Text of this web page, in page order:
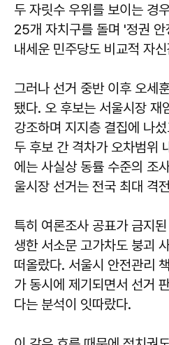
두 자릿수 우위를 보이는 경
25개 자치구를 돌며 '정권
내세운 민주당도 비교적 자
그러나 선거 중반 이후 오세
됐다. 오 후보는 서울시장 재
강조하며 지지층 결집에 나
두 후보 간 격차가 오차범위
에는 사실상 동률 수준의 조
울시장 선거는 전국 최대 격
특히 여론조사 공표가 금지
생한 서소문 고가차도 붕괴
떠올랐다. 서울시 안전관리
가 동시에 제기되면서 선거
다는 분석이 잇따랐다.